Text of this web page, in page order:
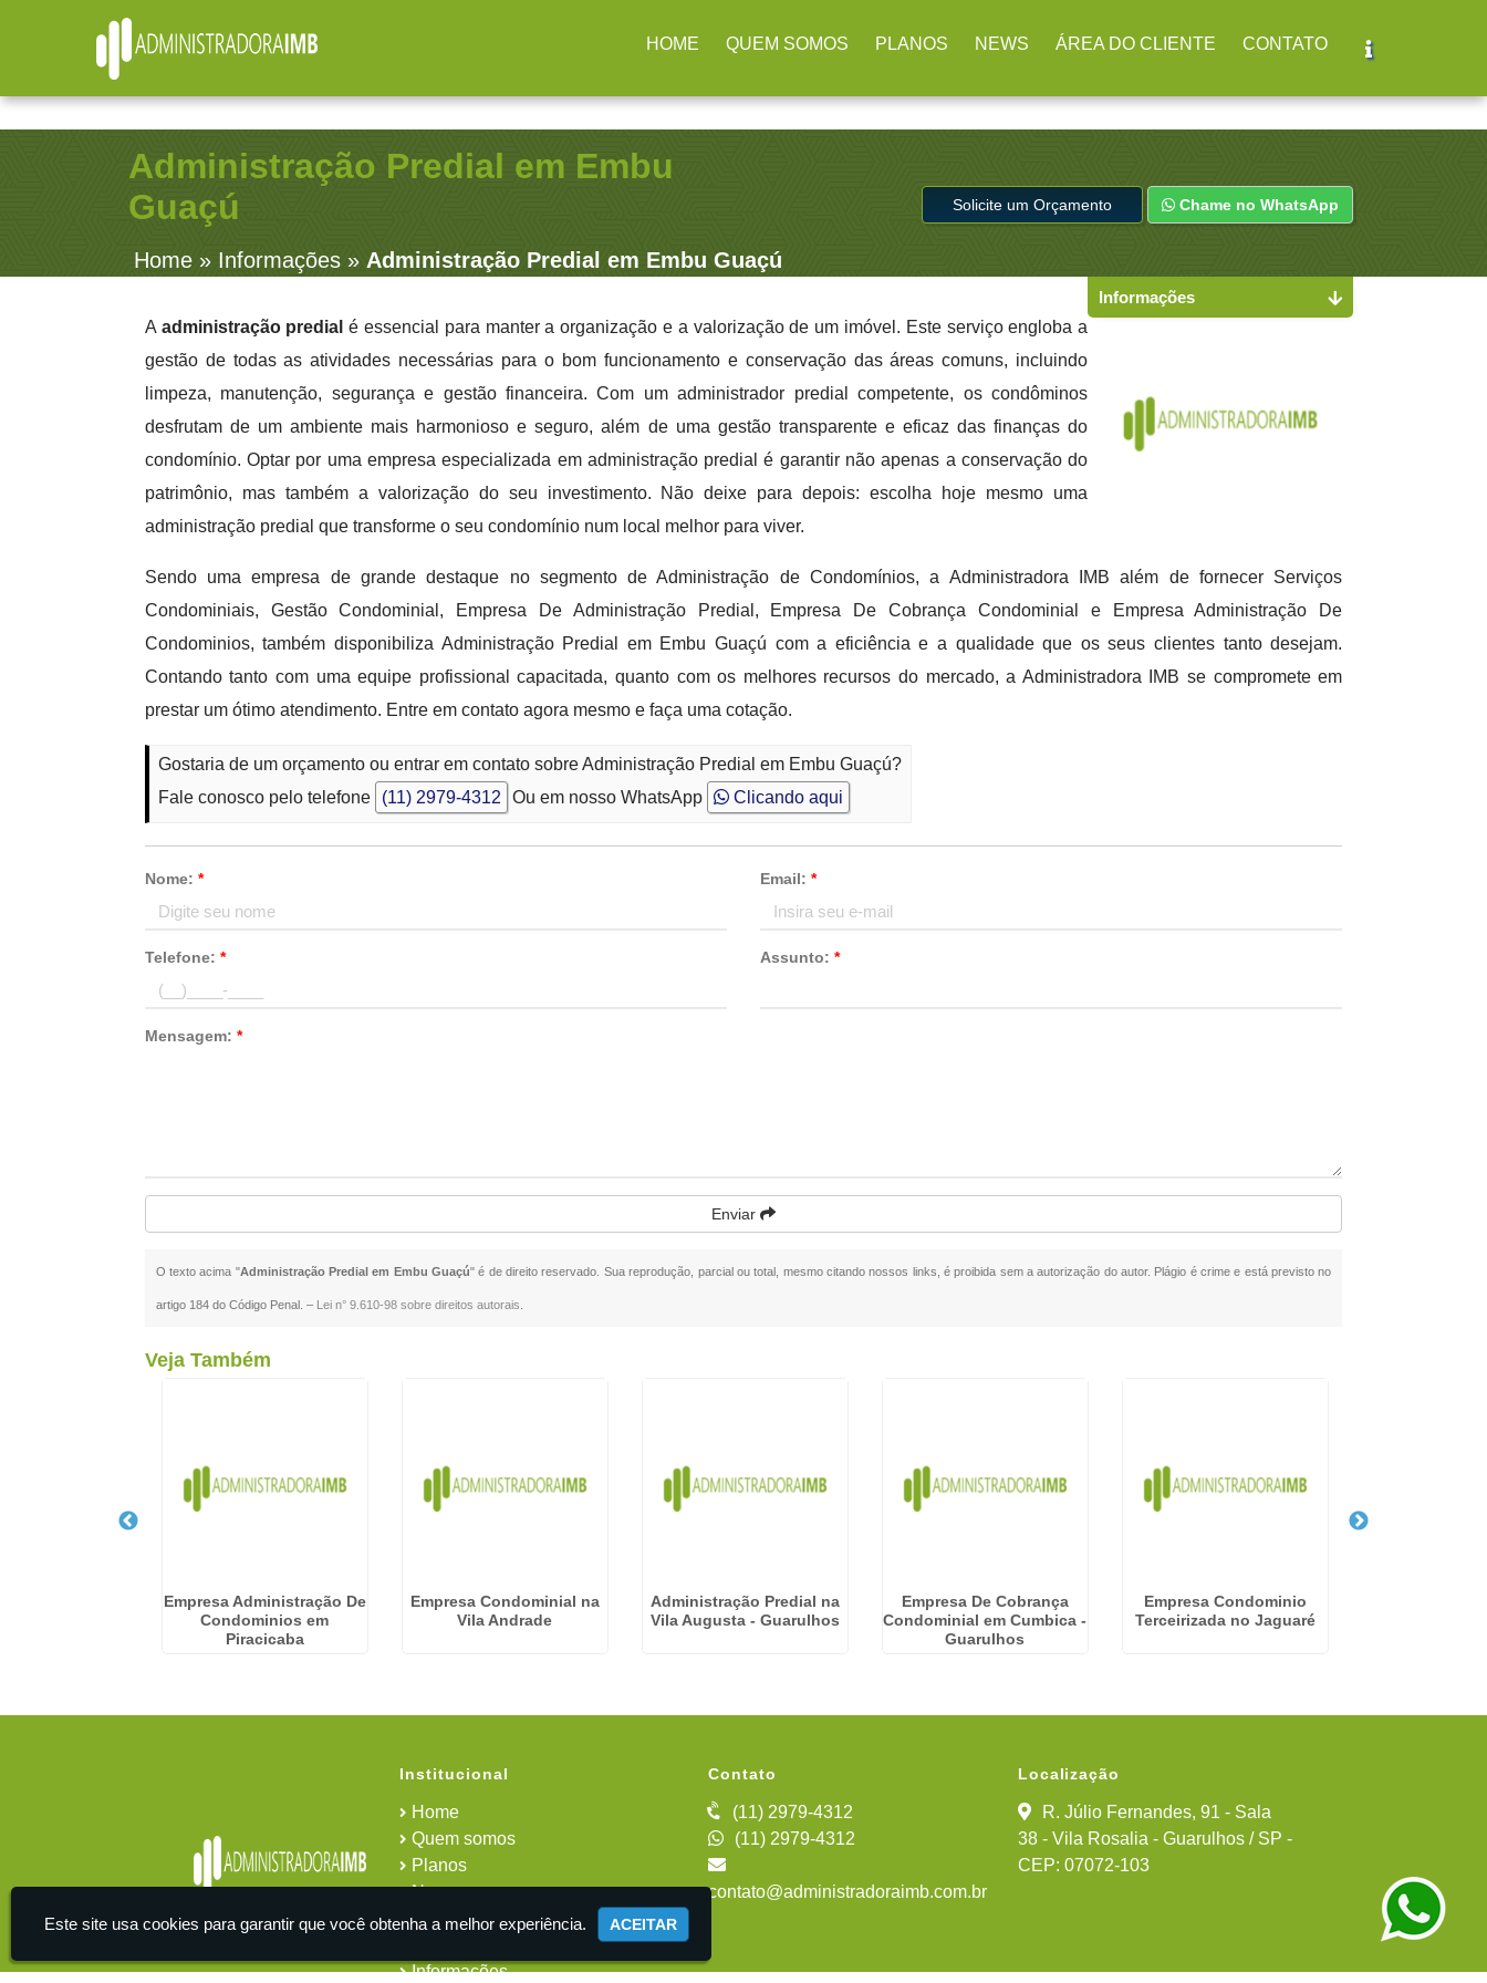
R. Júlio Fernandes, 91 - Sala 38 - Vila Rosalia - Guarulhos / SP
Administração Predial em Embu
Guaçú
Home» Informações » Administração Predial em Embu Guaçú
Solicite um Orçamento Chame no WhatsApp
A administração predial é essencial para manter a organização e a valorização de um imóvel. Este serviço engloba a
gestão de todas as atividades necessárias para o bom funcionamento e conservação das áreas comuns, incluindo
limpeza, manutenção, segurança e gestão financeira. Com um administrador predial competente, os condôminos
desfrutam de um ambiente mais harmonioso e seguro, além de uma gestão transparente e eficaz das finanças do
condomínio. Optar por uma empresa especializada em administração predial é garantir não apenas a conservação do
patrimônio, mas também a valorização do seu investimento. Não deixe para depois: escolha hoje mesmo uma
administração predial que transforme o seu condomínio num local melhor para viver.
Sendo uma empresa de grande destaque no segmento de Administração de Condomínios, a Administradora IMB além de fornecer Serviços
Condominiais, Gestão Condominial, Empresa De Administração Predial, Empresa De Cobrança Condominial e Empresa Administração De
Condominios, também disponibiliza Administração Predial em Embu Guaçú com a eficiência e a qualidade que os seus clientes tanto desejam.
Contando tanto com uma equipe profissional capacitada, quanto com os melhores recursos do mercado, a Administradora IMB se compromete em
prestar um ótimo atendimento. Entre em contato agora mesmo e faça uma cotação.
Gostaria de um orçamento ou entrar em contato sobre Administração Predial em Embu Guaçú?
Fale conosco pelo telefone
(11) 2979-4312 Ou em nosso WhatsApp Clicando aqui
Nome: * Email: *
Telefone: * Assunto: *
Mensagem: *
Enviar
O texto acima "Administração Predial em Embu Guaçú" é de direito reservado. Sua reprodução, parcial ou total, mesmo citando nossos links, é proibida sem a autorização do autor. Plágio é crime e está previsto no
artigo 184 do Código Penal. – Lei n° 9.610-98 sobre direitos autorais
Informações
Veja Também
Empresa Administração De
Condominios em
Piracicaba
Empresa Condominial na
Vila Andrade
Administração Predial na
Vila Augusta - Guarulhos
Empresa De Cobrança
Condominial em Cumbica -
Guarulhos
Empresa Condominio
Terceirizada no Jaguaré
Institucional
Home
Quem somos
Planos
News
Área do cliente
Informações
Contato
(11) 2979-4312
(11) 2979-4312
contato@administradoraimb.com.br
Localização
R. Júlio Fernandes, 91 - Sala
38 - Vila Rosalia - Guarulhos / SP -
CEP: 07072-103
Este site usa cookies para garantir que você obtenha a melhor experiência. ACEITAR